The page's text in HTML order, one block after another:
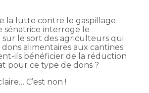
la lutte contre le gaspillage
sénatrice interroge le
le sort des agriculteurs qui
alimentaires aux cantines
ils bénéficier de la réduction
pour ce type de dons ?
C’est non !